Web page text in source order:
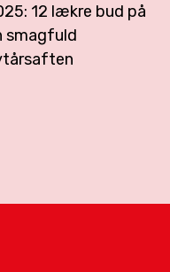
12 lækre bud på
smagfuld